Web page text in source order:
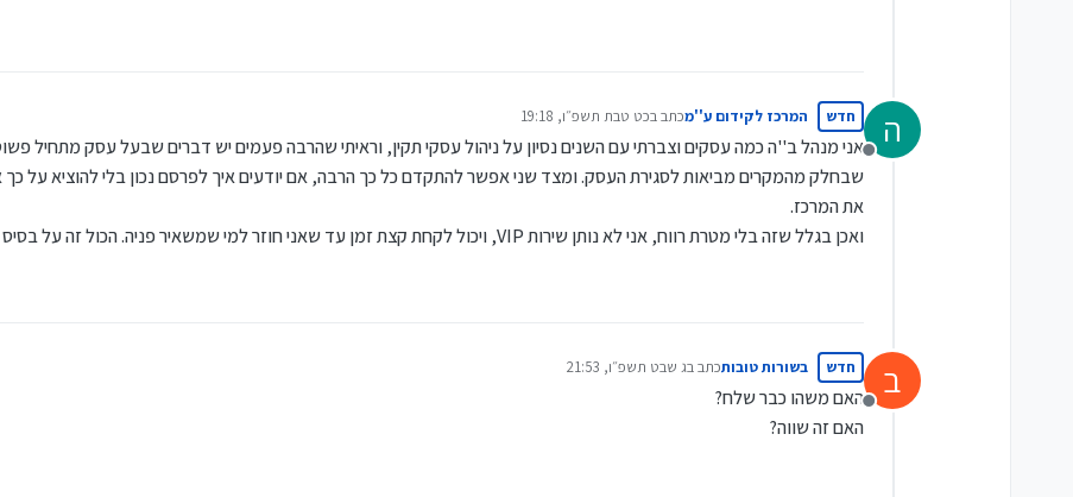
ה
מנותק
חדש המרכז לקידום ע''מכתב בכט טבת תשפ״ו, 19:18
נערך לאחרונה על ידי
אני מנהל ב''ה כמה עסקים וצברתי עם השנים נסיון על ניהול עסקי תקין, וראיתי שהרבה פעמים יש דברים שבעל עסק מתחיל
שבחלק מהמקרים מביאות לסגירת העסק. ומצד שני אפשר להתקדם כל כך הרבה, אם יודעים איך לפרסם נכון בלי להוציא על כך
את המרכז.
ואכן בגלל שזה בלי מטרת רווח, אני לא נותן שירות VIP, ויכול לקחת קצת זמן עד שאני חוזר למי שמשאיר פניה. הכול זה על בסיס הזמן שאני מקדיש לכך.
ב
מנותק
חדש בשורות טובותכתב בג שבט תשפ״ו, 21:53
נערך לאחרונה על ידי
האם משהו כבר שלח?
האם זה שווה?